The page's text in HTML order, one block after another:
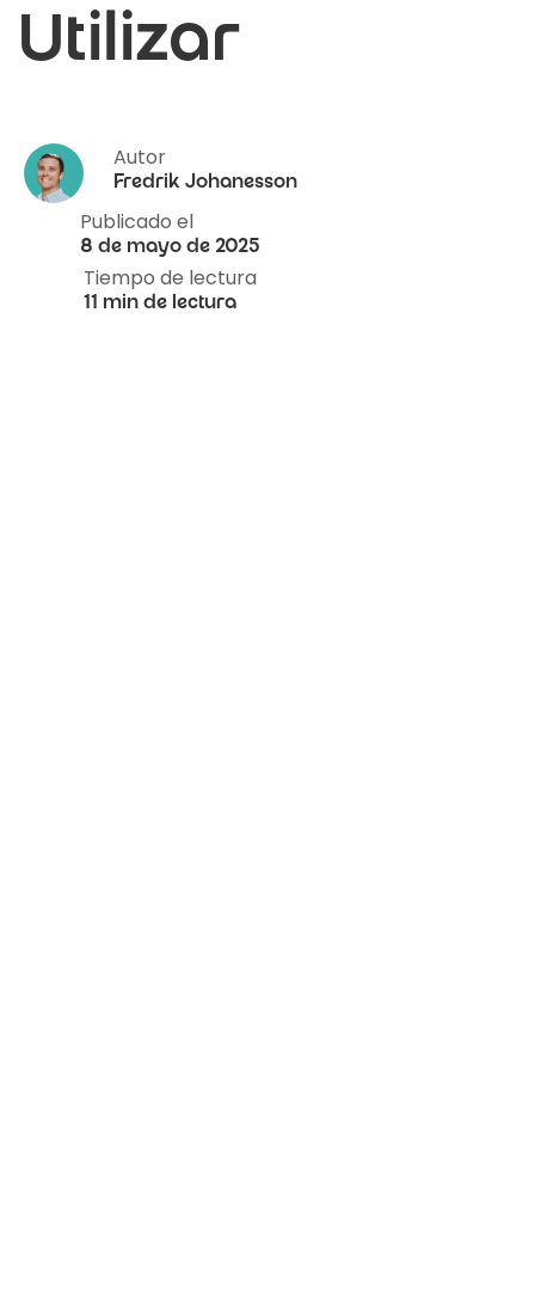
Utilizar
Autor
Fredrik Johanesson
Publicado el
8 de mayo de 2025
Tiempo de lectura
11 min de lectura